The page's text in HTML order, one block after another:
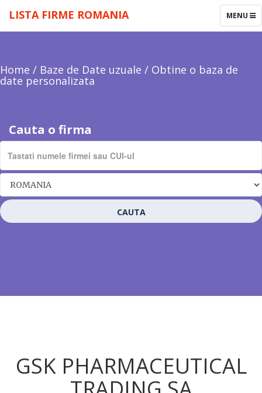
TOGGLE
MENU
LISTA FIRME ROMANIA
Home / Baze de Date uzuale / Obtine o baza de
date personalizata
Cauta o firma
CAUTA
GSK PHARMACEUTICAL